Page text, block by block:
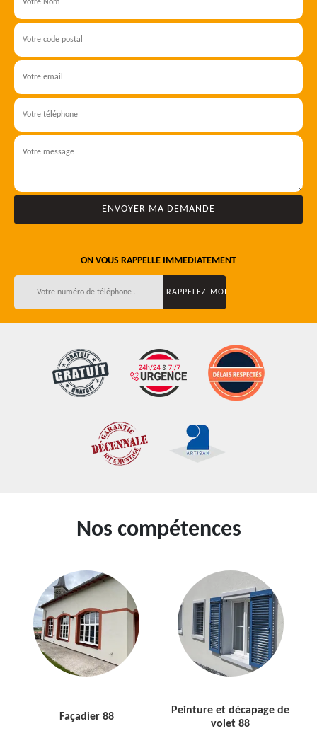
ON VOUS RAPPELLE IMMEDIATEMENT
Nos compétences
Façadier 88
Peinture et décapage de
volet 88